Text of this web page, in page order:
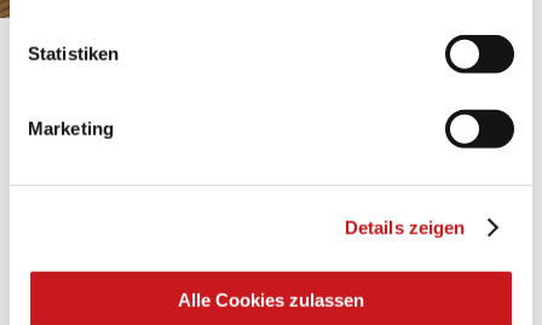
Statistiken
Marketing
Details zeigen
Alle Cookies zulassen
Zum Tipp